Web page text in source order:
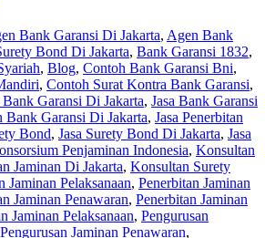
Bank Garansi Di Jakarta, Agen Bank
Bond Di Jakarta, Bank Garansi 1832,
, Blog, Contoh Bank Garansi Bni,
, Contoh Surat Kontra Bank Garansi,
Bank Garansi Di Jakarta, Jasa Bank Garansi
Bank Garansi Di Jakarta, Jasa Penerbitan
Bond, Jasa Surety Bond Di Jakarta, Jasa
Penjaminan Indonesia, Konsultan
Jaminan Di Jakarta, Konsultan Surety
Jaminan Pelaksanaan, Penerbitan Jaminan
Jaminan Penawaran, Penerbitan Jaminan
Jaminan Pelaksanaan, Pengurusan
Pengurusan Jaminan Penawaran,